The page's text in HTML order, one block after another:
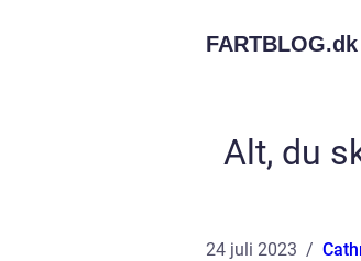
FARTBLOG.dk
Alt, du
24 juli 2023